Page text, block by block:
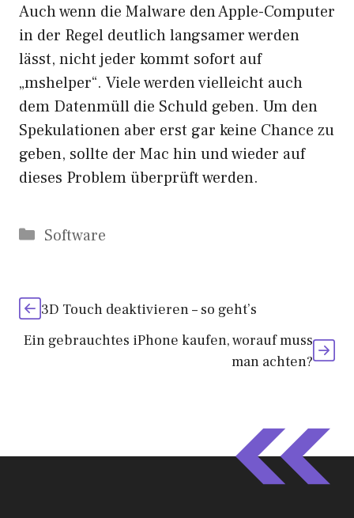
Auch wenn die Malware den Apple-Computer
in der Regel deutlich langsamer werden
lässt, nicht jeder kommt sofort auf
„mshelper“. Viele werden vielleicht auch
dem Datenmüll die Schuld geben. Um den
Spekulationen aber erst gar keine Chance zu
geben, sollte der Mac hin und wieder auf
dieses Problem überprüft werden.
Kategorien
Software
3D Touch deaktivieren – so geht’s
Ein gebrauchtes iPhone kaufen, worauf muss
man achten?